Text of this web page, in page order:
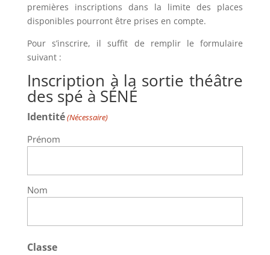
premières inscriptions dans la limite des places
disponibles pourront être prises en compte.
Pour s’inscrire, il suffit de remplir le formulaire
suivant :
Inscription à la sortie théâtre
des spé à SÉNÉ
Identité(Nécessaire)
Prénom
Nom
Classe